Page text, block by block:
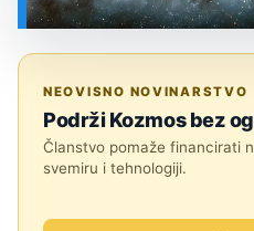
NEOVISNO NOVINARSTVO
Podrži Kozmos bez
Članstvo pomaže financirati
svemiru i tehnologiji.